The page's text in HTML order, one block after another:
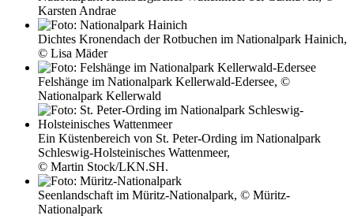
Karsten Andrae
Dichtes Kronendach der Rotbuchen im Nationalpark Hainich,
© Lisa Mäder
Felshänge im Nationalpark Kellerwald-Edersee, ©
Nationalpark Kellerwald
Ein Küstenbereich von St. Peter-Ording im Nationalpark
Schleswig-Holsteinisches Wattenmeer,
© Martin Stock/LKN.SH.
Seenlandschaft im Müritz-Nationalpark, © Müritz-
Nationalpark